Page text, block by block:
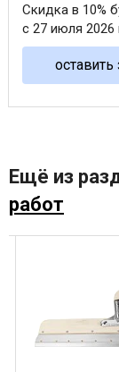
Скидка в 10%
с 27 июля 2026
оставить
Ещё из
работ